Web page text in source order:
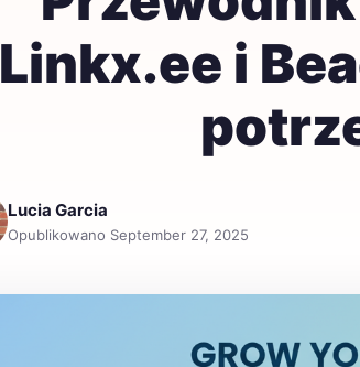
Linkx.ee i
Lucia Garcia
Opublikowano September 27, 2025